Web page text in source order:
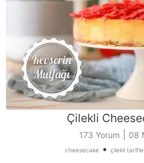
Çilekli
173 Yorum 08
cheesecake • çilekli